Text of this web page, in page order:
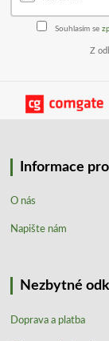
Souhlasím se
Z
Informace
O nás
Napište nám
Nezbytné
Doprava a platba